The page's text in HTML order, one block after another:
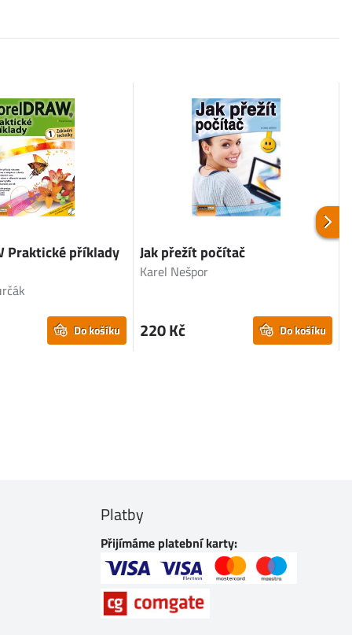
Praktické příklady
Do košíku
Jak přežít počítač
Karel Nešpor
220 Kč Do košíku
Platby
Přijímáme platební karty: